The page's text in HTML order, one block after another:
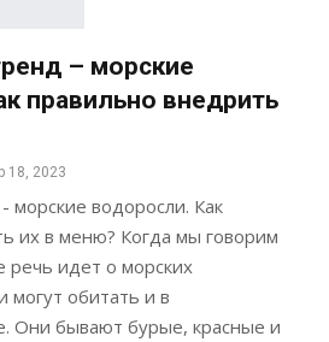
– морские
правильно внедрить
18, 2023
морские водоросли. Как
их в меню? Когда мы говорим
речь идет о морских
могут обитать и в
Они бывают бурые, красные и